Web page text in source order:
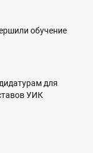
обучение
для
УИК